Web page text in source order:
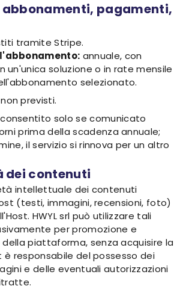
abbonamenti, pagamenti,
tramite Stripe.
annuale, con
un'unica soluzione o in rate mensile
selezionato.
previsti.
solo se comunicato
prima della scadenza annuale;
il servizio si rinnova per un altro
dei contenuti
intellettuale dei contenuti
(testi, immagini, recensioni, foto)
HWYL srl può utilizzare tali
per promozione e
piattaforma, senza acquisire la
è responsabile del possesso dei
e delle eventuali autorizzazioni